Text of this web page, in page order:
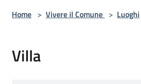
Home > Vivere il Comune > Luoghi
Villa